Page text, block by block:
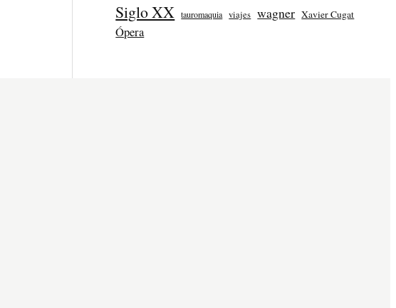
Siglo XX tauromaquia viajes wagner Xavier Cugat
Ópera